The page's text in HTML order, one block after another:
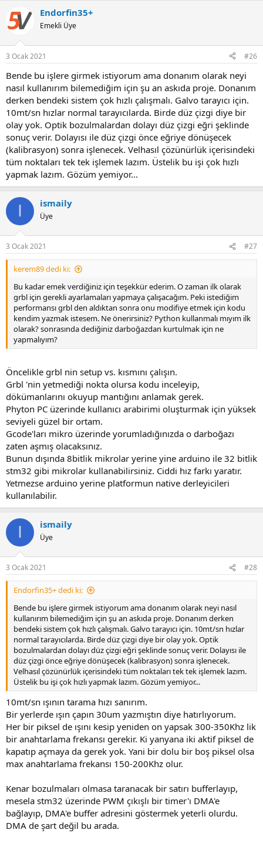
performans sorunu olur.
Görebildiğim kadarı ile USB HID veya com port kullanıyor. Her bir
Ne kadar hızlı da olsa bir işletim sistemi çalıştıran bir PC 'de puls
zamanlamaları vs. bir mikrodan daha kaliteli olmuyor. Özellikle de
puls lar seri şekilde gönderildiğinde.
Mesela Mach3 paralel port kullanır. Buna rağmen mach3 çalıştıran
makinada başka programların çalışması tavsiye edilmez. Puls
zamanlama kalitesi bozulmasın diye. Mach3 USB vs çalışanlarda
gcode'u mikro üzerinde işlerler veya sağlam bir buffer üzerinden
pulsler iletilir.
GRBL, firmata denen bu yapıdan çok daha iyi ve oturmuş durumda.
Ayrıca motorların vs. çalışıyorsa grbl için niye alışveriş ihtiyacın olsun
ki. grbl içinde pin ayarları, eksenlerin bir devrinde ne kadar hareket
ettiği gibi ayarları yapman yetmiyormu?
İlk gcode yorumlayıcı kodu yazalı 10 yıldan fazla oldu. O dönemde
grbl gibi oturmuş hazır bir ortam olsaydı, Ne code yorumlamakla
nede gerber'den gcode üretmekle uğraşmazdım sanırım. Ya grbl,
linux-cnc gibi açık kaynak bir projeyi yi alır direkt kullanır, yada
ihtiyacıma göre modifiye etmeyi tercih ederdim.
Endorfin35+
Emekli Üye
3 Ocak 2021 #26
Bende bu işlere girmek istiyorum ama donanım olarak neyi
nasıl kullanırım bilemediğim için şu an askıda proje. Donanım
derken bendeki sistem çok hızlı çalışmalı. Galvo tarayıcı için.
10mt/sn hızlar normal tarayıcılarda. Birde düz çizgi diye bir
olay yok. Optik bozulmalardan dolayı düz çizgi eğri şeklinde
sonuç verir. Dolayısı ile düz çizgi önce eğriye dönüşecek
(kalibrasyon) sonra işlenecek. Velhasıl çözünürlük içerisindeki
tüm noktaları tek tek işlemek lazım. Üstelik bu işi çok hızlı
yapmak lazım. Gözüm yemiyor...
I ismaily
Üye
3 Ocak 2021 #27
kerem89 dedi ki:
Bu kadar emek verdiğiniz için teşekkür ederim. O zaman ilk olarak
grbl için gerekli ayarlamaları yapmaya çalışacağım. Peki istediğim
performansı grbl den aldıktan sonra onu modifiye etmek için kodu
kendim yazmak istesem. Ne önerirsiniz? Python kullanmalı mıyım ilk
olarak? sonrasında dediğiniz darboğazdan kurtulmak için ne
yapmalıyım?
Öncelikle grbl nin setup vs. kısmını çalışın.
Grbl 'nin yetmediği nokta olursa kodu inceleyip,
dökümanlarını okuyup mantığını anlamak gerek.
Phyton PC üzerinde kullanıcı arabirimi oluşturmak için yüksek
seviyeli güzel bir ortam.
Gcode'ları mikro üzerinde yorumladığınızda o darboğazı
zaten aşmış olacaksınız.
Bunun dışında 8bitlik mikrolar yerine yine arduino ile 32 bitlik
stm32 gibi mikrolar kullanabilirsiniz. Ciddi hız farkı yaratır.
Yetmezse arduino yerine platformun native derleyicileri
kullanılabilir.
I ismaily
Üye
3 Ocak 2021 #28
Endorfin35+ dedi ki:
Bende bu işlere girmek istiyorum ama donanım olarak neyi nasıl
kullanırım bilemediğim için şu an askıda proje. Donanım derken
bendeki sistem çok hızlı çalışmalı. Galvo tarayıcı için. 10mt/sn hızlar
normal tarayıcılarda. Birde düz çizgi diye bir olay yok. Optik
bozulmalardan dolayı düz çizgi eğri şeklinde sonuç verir. Dolayısı ile
düz çizgi önce eğriye dönüşecek (kalibrasyon) sonra işlenecek.
Velhasıl çözünürlük içerisindeki tüm noktaları tek tek işlemek lazım.
Üstelik bu işi çok hızlı yapmak lazım. Gözüm yemiyor...
10mt/sn ışının tarama hızı sanırım.
Bir yerlerde ışın çapın 30um yazmıştın diye hatırlıyorum.
Her bir piksel de ışını kesip yeniden on yapsak 300-350Khz lik
bir anahtarlama frekansı gerekir. Ki yanyana iki aktif piksel de
kapatıp açmaya da gerek yok. Yani bir dolu bir boş piksel olsa
max anahtarlama frekansı 150-200Khz olur.
Kenar bozulmaları olmasa taranacak bir satırı bufferlayıp,
mesela stm32 üzerinde PWM çıkışlı bir timer'ı DMA'e
bağlayıp, DMA'e buffer adresini göstermek yeterli olurdu.
DMA de şart değil bu arada.